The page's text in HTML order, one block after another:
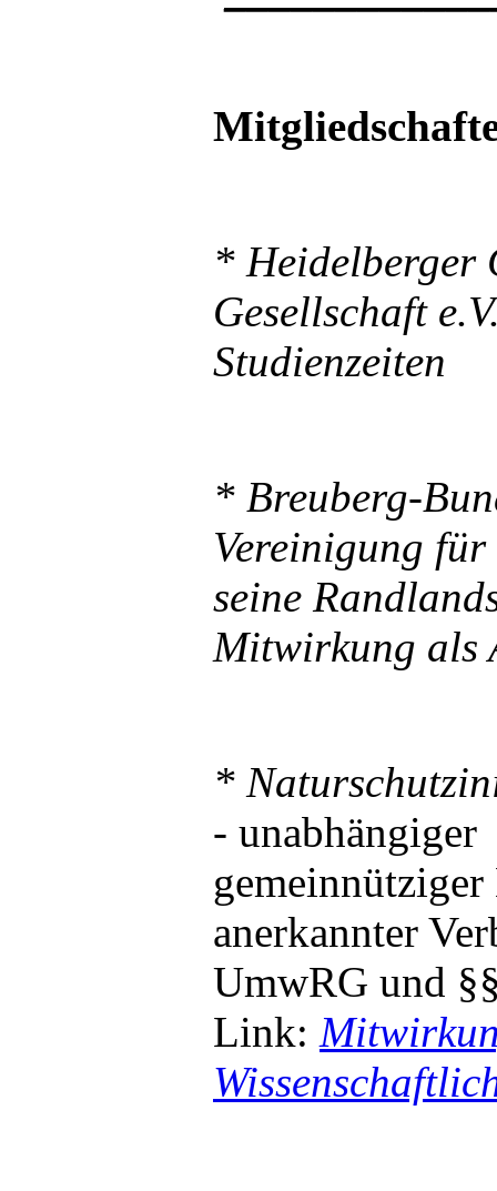
* Heidelberger
Gesellschaft
Studienzeiten
* Breuberg-
Vereinigung
seine
Mitwirkung als
*
- unabhängiger
anerkannter
UmwRG und
Link: